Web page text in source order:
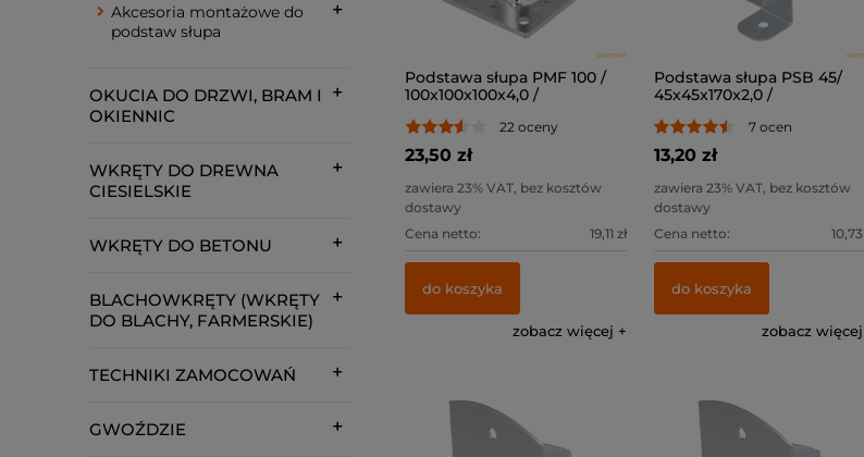
Akcesoria montażowe do
podstaw słupa
OKUCIA DO DRZWI, BRAM I
OKIENNIC
WKRĘTY DO DREWNA
CIESIELSKIE
WKRĘTY DO BETONU
BLACHOWKRĘTY (WKRĘTY
DO BLACHY, FARMERSKIE)
TECHNIKI ZAMOCOWAŃ
GWOŹDZIE
Podstawa słupa PMF 100 /
100x100x100x4,0 /
22 oceny
23,50 zł
zawiera 23% VAT, bez kosztów
dostawy
Cena netto:
19,11 zł
do koszyka
zobacz więcej
Podstawa słupa PSB 45/
45x45x170x2,0 /
7 ocen
13,20 zł
zawiera 23% VAT, bez kosztów
dostawy
Cena netto:
10,73
do koszyka
zobacz więcej